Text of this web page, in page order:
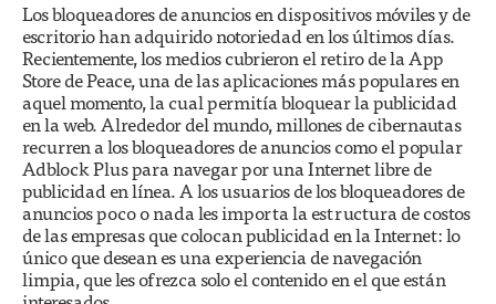
Los bloqueadores de anuncios en dispositivos móviles y de
escritorio han adquirido notoriedad en los últimos días.
Recientemente, los medios cubrieron el retiro de la App
Store de Peace, una de las aplicaciones más populares en
aquel momento, la cual permitía bloquear la publicidad
en la web. Alrededor del mundo, millones de cibernautas
recurren a los bloqueadores de anuncios como el popular
Adblock Plus para navegar por una Internet libre de
publicidad en línea. A los usuarios de los bloqueadores de
anuncios poco o nada les importa la estructura de costos
de las empresas que colocan publicidad en la Internet: lo
único que desean es una experiencia de navegación
limpia, que les ofrezca solo el contenido en el que están